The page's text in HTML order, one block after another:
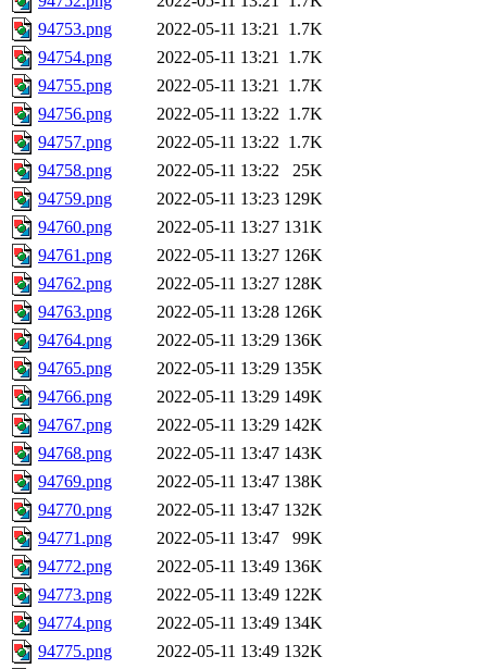
94753.png
2022-05-11 13:21 1.7K
94754.png
2022-05-11 13:21 1.7K
94755.png
2022-05-11 13:21 1.7K
94756.png
2022-05-11 13:22 1.7K
94757.png
2022-05-11 13:22 1.7K
94758.png
2022-05-11 13:22
25K
94759.png
2022-05-11 13:23 129K
94760.png
2022-05-11 13:27 131K
94761.png
2022-05-11 13:27 126K
94762.png
2022-05-11 13:27 128K
94763.png
2022-05-11 13:28 126K
94764.png
2022-05-11 13:29 136K
94765.png
2022-05-11 13:29 135K
94766.png
2022-05-11 13:29 149K
94767.png
2022-05-11 13:29 142K
94768.png
2022-05-11 13:47 143K
94769.png
2022-05-11 13:47 138K
94770.png
2022-05-11 13:47 132K
94771.png
2022-05-11 13:47
99K
94772.png
2022-05-11 13:49 136K
94773.png
2022-05-11 13:49 122K
94774.png
2022-05-11 13:49 134K
94775.png
2022-05-11 13:49 132K